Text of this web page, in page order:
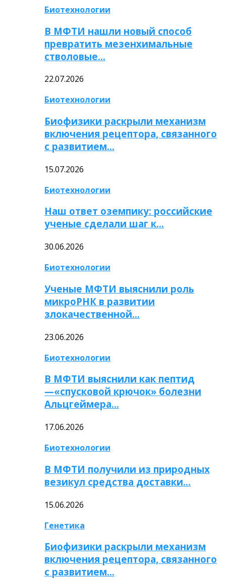
Биотехнологии
В МФТИ нашли новый способ
превратить мезенхимальные
стволовые…
22.07.2026
Биотехнологии
Биофизики раскрыли механизм
включения рецептора, связанного
с развитием…
15.07.2026
Биотехнологии
Наш ответ оземпику: российские
ученые сделали шаг к…
30.06.2026
Биотехнологии
Ученые МФТИ выяснили роль
микроРНК в развитии
злокачественной…
23.06.2026
Биотехнологии
В МФТИ выяснили как пептид
—«спусковой крючок» болезни
Альцгеймера…
17.06.2026
Биотехнологии
В МФТИ получили из природных
везикул средства доставки…
15.06.2026
Генетика
Биофизики раскрыли механизм
включения рецептора, связанного
с развитием…